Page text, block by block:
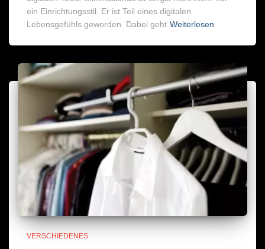
ein Einrichtungsstil. Er ist Teil eines digitalen
Lebensgefühls geworden. Dabei geht Weiterlesen
VERSCHIEDENES